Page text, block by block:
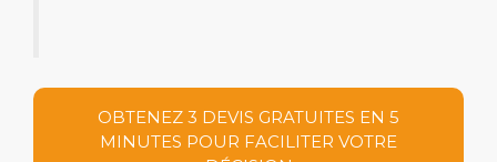
OBTENEZ 3 DEVIS GRATUITES EN 5
MINUTES POUR FACILITER VOTRE